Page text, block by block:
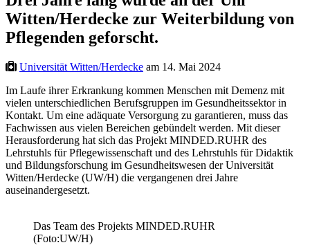
Witten/Herdecke zur Weiterbildung von
Pflegenden geforscht.
Universität Witten/Herdecke am 14. Mai 2024
Im Laufe ihrer Erkrankung kommen Menschen mit Demenz mit
vielen unterschiedlichen Berufsgruppen im Gesundheitssektor in
Kontakt. Um eine adäquate Versorgung zu garantieren, muss das
Fachwissen aus vielen Bereichen gebündelt werden. Mit dieser
Herausforderung hat sich das Projekt MINDED.RUHR des
Lehrstuhls für Pflegewissenschaft und des Lehrstuhls für Didaktik
und Bildungsforschung im Gesundheitswesen der Universität
Witten/Herdecke (UW/H) die vergangenen drei Jahre
auseinandergesetzt.
Das Team des Projekts MINDED.RUHR
(Foto:UW/H)